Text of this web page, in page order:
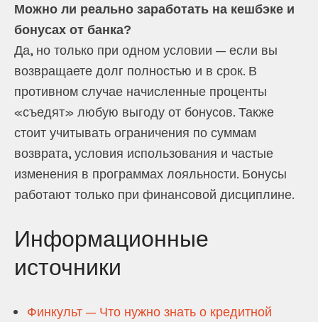
Можно ли реально заработать на кешбэке и
бонусах от банка?
Да, но только при одном условии — если вы
возвращаете долг полностью и в срок. В
противном случае начисленные проценты
«съедят» любую выгоду от бонусов. Также
стоит учитывать ограничения по суммам
возврата, условия использования и частые
изменения в программах лояльности. Бонусы
работают только при финансовой дисциплине.
Информационные
источники
Финкульт — Что нужно знать о кредитной